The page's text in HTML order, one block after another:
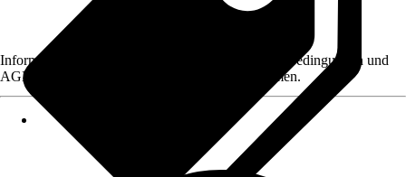
Informationen des Verkäufers, wie z. B. Rückgabebedingungen und
AGB, finden Sie bei Klick auf den Verkäufernamen.